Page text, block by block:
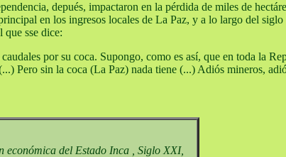
depués, impactaron en la pérdida de miles de
en los ingresos locales de La Paz, y a lo largo del
sse dice:
por su coca. Supongo, como es así, que en toda la
Pero sin la coca (La Paz) nada tiene (...) Adiós mineros,
económica del Estado Inca , Siglo XXI,